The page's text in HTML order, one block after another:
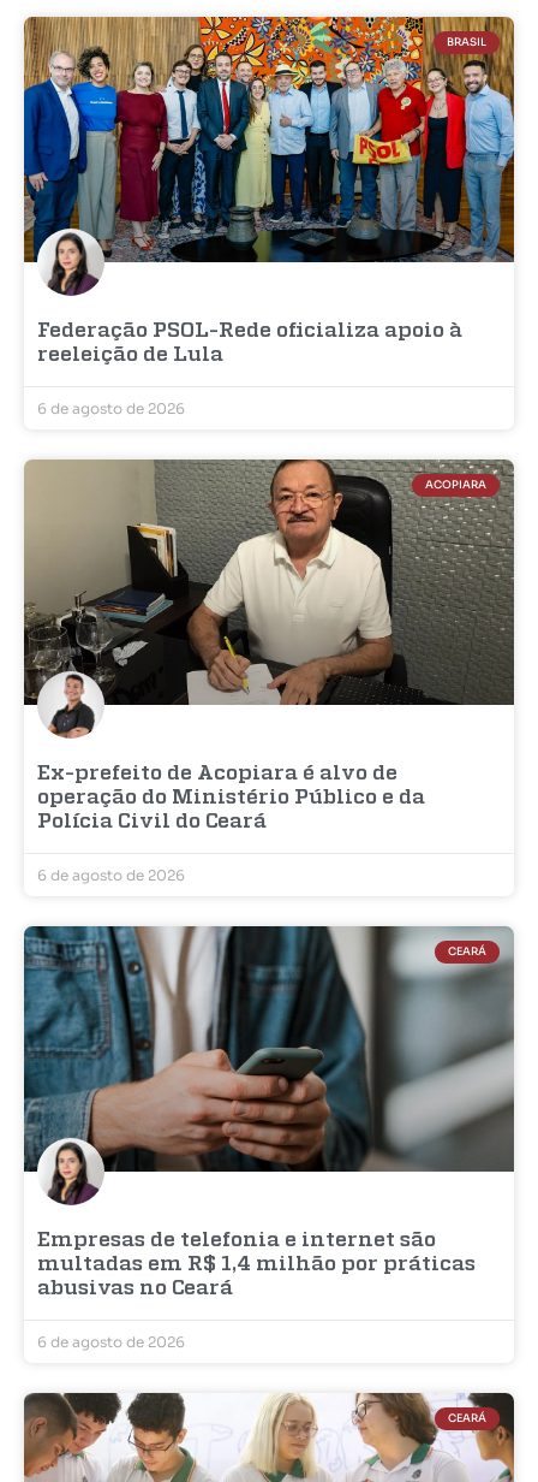
BRASIL
Federação PSOL-Rede oficializa apoio à
reeleição de Lula
6 de agosto de 2026
ACOPIARA
Ex-prefeito de Acopiara é alvo de
operação do Ministério Público e da
Polícia Civil do Ceará
6 de agosto de 2026
CEARÁ
Empresas de telefonia e internet são
multadas em R$ 1,4 milhão por práticas
abusivas no Ceará
6 de agosto de 2026
CEARÁ